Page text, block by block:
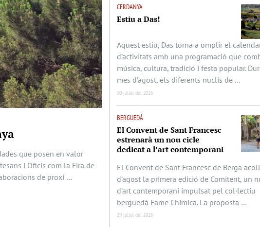
que posen en valor
i Oficis com la Fira de
de proxi …
CERDANYA
Estiu a Das!
Aquest estiu, Das torna a omplir el
d’activitats amb una programació que
música, cultura, tradició i festa popular.
mes d’agost, els diferents nuclis de …
30 juliol del 2026
BERGUEDÀ
El Convent de Sant Francesc
estrenarà un nou cicle
dedicat a l’art contemporani
El Convent de Sant Francesc de Berga
d’agost la primera edició de Comitent, un
d’art contemporani impulsat pel col·lectiu
berguedà Fame Chimica. La proposta …
29 juliol del 2026